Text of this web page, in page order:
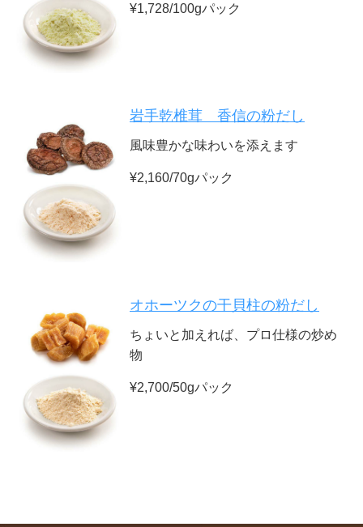
¥1,728/100gパック
岩手乾椎茸 香信の粉だし
風味豊かな味わいを添えます
¥2,160/70gパック
オホーツクの干貝柱の粉だし
ちょいと加えれば、プロ仕様の炒め
物
¥2,700/50gパック